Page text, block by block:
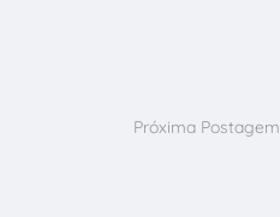
Próxima Postagem